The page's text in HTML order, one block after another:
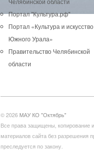
Портал "Культура.рф"
Портал «Культура и искусство
Южного Урала»
Правительство Челябинской
области
© 2026 МАУ КО "Октябрь"
Все права защищены, копирование
материалов сайта без разрешения
преследуется по закону.